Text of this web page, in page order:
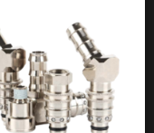
la plasturgie
d’injection